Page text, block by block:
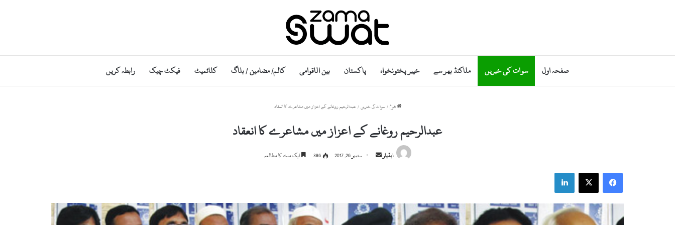
صفحہ اول سوات کی خبریں ملاکنڈ بھر سے خیبر پختونخواہ پاکستان بین الاقوامی کالم/ مضامین / بلاگ کلائمیٹ فیکٹ چیک رابطہ کریں
ھوم / سوات کی خبریں / عبدالرحیم روغانے کے اعزاز میں مشاعرے کا انعقاد
عبدالرحیم روغانے کے اعزاز میں مشاعرے کا انعقاد
ایڈیٹر
a
n
ستمبر 26, 2017 386 ایک منٹ کا مطالعہ
Facebook
X